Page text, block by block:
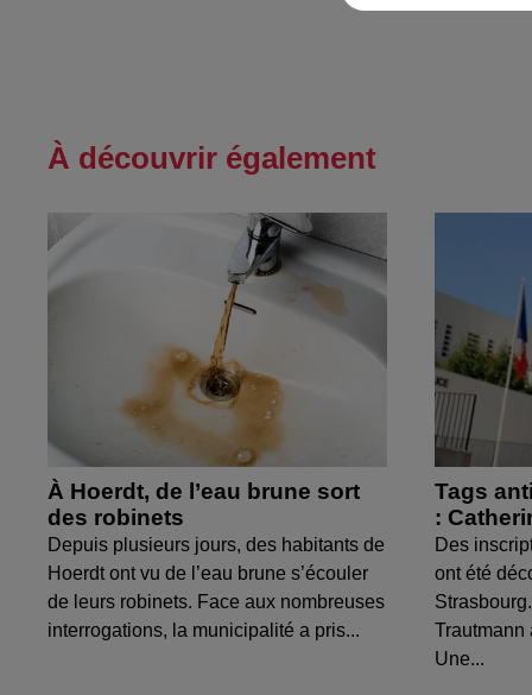
À découvrir également
À Hoerdt, de l’eau brune sort
des robinets
Depuis plusieurs jours, des habitants de
Hoerdt ont vu de l’eau brune s’écouler
de leurs robinets. Face aux nombreuses
interrogations, la municipalité a pris...
Tags
:
Des
ont été
Trautmann
Une...